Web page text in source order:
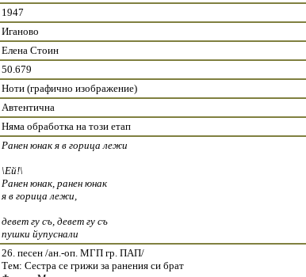
1947
Иганово
Елена Стоин
50.679
Ноти (графично изображение)
Автентична
Няма обработка на този етап
Ранен юнак я в горица лежи
\Ей!\
Ранен юнак, ранен юнак
я в горица лежи,
девет гу съ, девет гу съ
пушки йупуснали
26. песен /ан.-оп. МГП гр. ПАП/
Тем: Сестра се грижи за ранения си брат